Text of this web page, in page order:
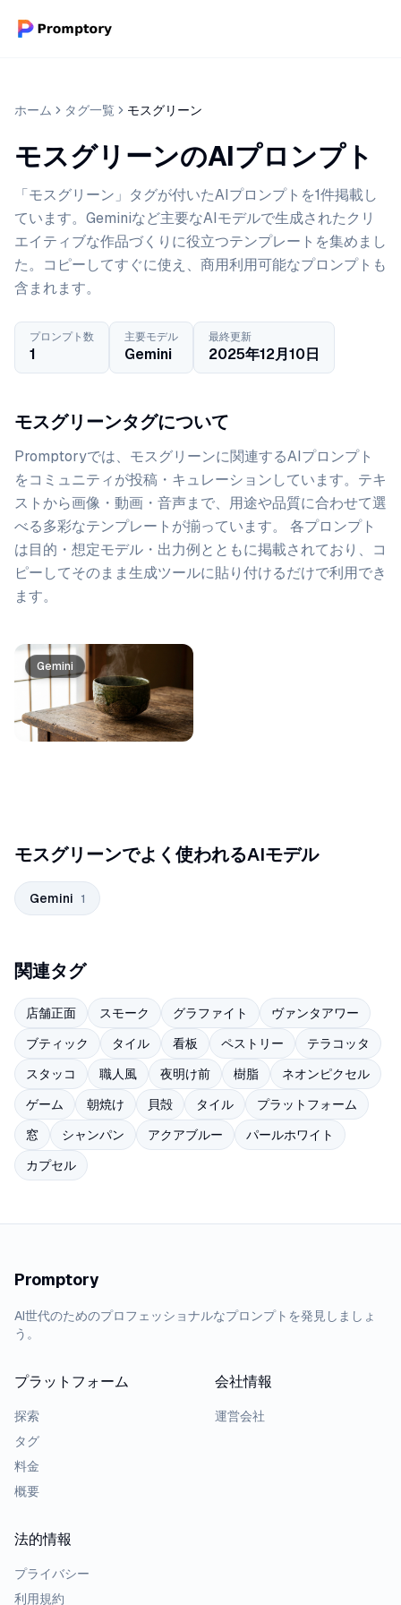
ホーム タグ一覧 モスグリーン
モスグリーンのAIプロンプト
「モスグリーン」タグが付いたAIプロンプトを1件掲載し
ています。Geminiなど主要なAIモデルで生成されたクリ
エイティブな作品づくりに役立つテンプレートを集めまし
た。コピーしてすぐに使え、商用利用可能なプロンプトも
含まれます。
プロンプト数
1
主要モデル
Gemini
最終更新
2025年12月10日
モスグリーンタグについて
Promptoryでは、 モスグリーンに関連するAIプロンプト
をコミュニティが投稿・キュレーションしています。 テキ
ストから画像・動画・音声まで、用途や品質に合わせて選
べる多彩なテンプレートが揃っています。 各プロンプト
は目的・想定モデル・出力例とともに掲載されており、コ
ピーしてそのまま生成ツールに貼り付けるだけで利用でき
ます。
プロンプト一覧
Gemini
モスグリーンでよく使われるAIモデル
Gemini 1
関連タグ
店舗正面 スモーク グラファイト
ヴァンタアワー
ブティック
タイル 看板 ペストリー
テラコッタ
スタッコ
職人風 夜明け前 樹脂
ネオンピクセル
ゲーム
朝焼け 貝殻 タイル
プラットフォーム
窓
シャンパン アクアブルー
パールホワイト
カプセル
Promptory
AI世代のためのプロフェッショナルなプロンプトを発見しましょ
う。
プラットフォーム
探索
タグ
料金
概要
会社情報
運営会社
法的情報
プライバシー
利用規約